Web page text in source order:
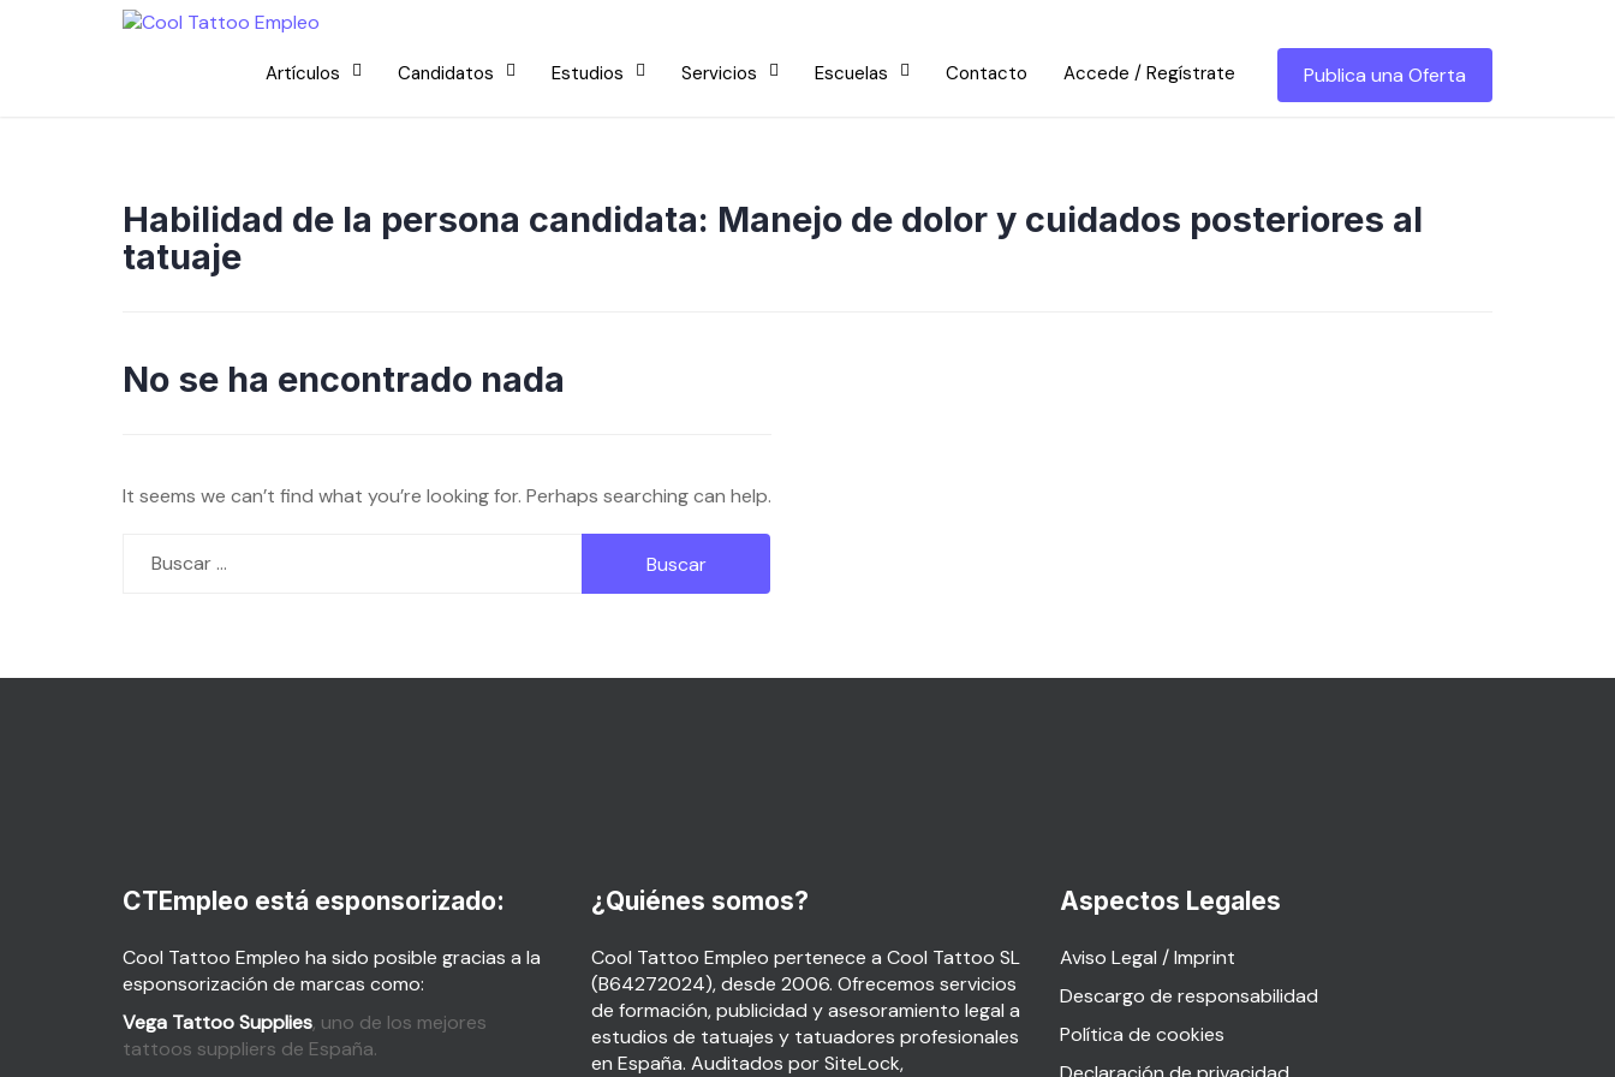
Artículos Candidatos Estudios Servicios Escuelas Contacto Accede / Regístrate Publica una Oferta
Habilidad de la persona candidata: Manejo de dolor y cuidados posteriores al
tatuaje
No se ha encontrado nada
It seems we can’t find what you’re looking for. Perhaps searching can help.
CTEmpleo está esponsorizado:
Cool Tattoo Empleo ha sido posible gracias a la
esponsorización de marcas como:
Vega Tattoo Supplies, uno de los mejores
tattoos suppliers de España.
¿Quiénes somos?
Cool Tattoo Empleo pertenece a Cool Tattoo SL
(B64272024), desde 2006. Ofrecemos servicios
de formación, publicidad y asesoramiento legal a
estudios de tatuajes y tatuadores profesionales
en España. Auditados por SiteLock,
Aspectos Legales
Aviso Legal / Imprint
Descargo de responsabilidad
Política de cookies